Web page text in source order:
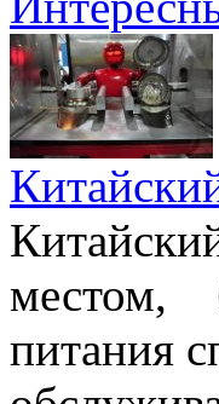
местом,
питания